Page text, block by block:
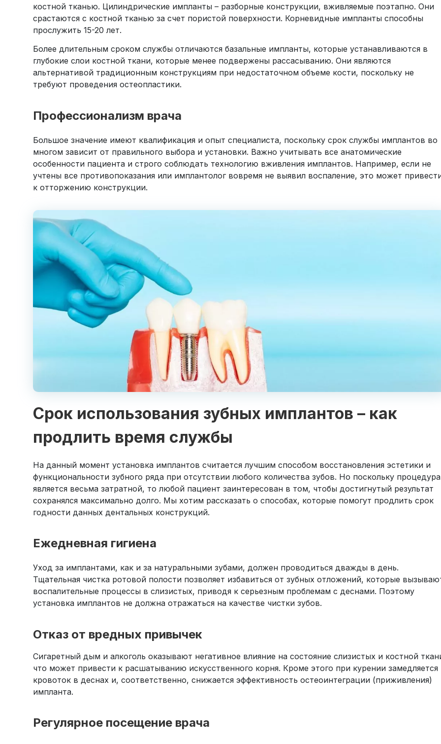
костной тканью. Цилиндрические импланты – разборные конструкции, вживляемые поэтапно. Они
срастаются с костной тканью за счет пористой поверхности. Корневидные импланты способны
прослужить 15-20 лет.
Более длительным сроком службы отличаются базальные импланты, которые устанавливаются в
глубокие слои костной ткани, которые менее подвержены рассасыванию. Они являются
альтернативой традиционным конструкциям при недостаточном объеме кости, поскольку не
требуют проведения остеопластики.
Профессионализм врача
Большое значение имеют квалификация и опыт специалиста, поскольку срок службы имплантов во
многом зависит от правильного выбора и установки. Важно учитывать все анатомические
особенности пациента и строго соблюдать технологию вживления имплантов. Например, если не
учтены все противопоказания или имплантолог вовремя не выявил воспаление, это может
к отторжению конструкции.
Срок использования зубных имплантов – как
продлить время службы
На данный момент установка имплантов считается лучшим способом восстановления эстетики и
функциональности зубного ряда при отсутствии любого количества зубов. Но поскольку процедура
является весьма затратной, то любой пациент заинтересован в том, чтобы достигнутый результат
сохранялся максимально долго. Мы хотим рассказать о способах, которые помогут продлить срок
годности данных дентальных конструкций.
Ежедневная гигиена
Уход за имплантами, как и за натуральными зубами, должен проводиться дважды в день.
Тщательная чистка ротовой полости позволяет избавиться от зубных отложений, которые
воспалительные процессы в слизистых, приводя к серьезным проблемам с деснами. Поэтому
установка имплантов не должна отражаться на качестве чистки зубов.
Отказ от вредных привычек
Сигаретный дым и алкоголь оказывают негативное влияние на состояние слизистых и костной
что может привести к расшатыванию искусственного корня. Кроме этого при курении замедляется
кровоток в деснах и, соответственно, снижается эффективность остеоинтеграции (приживления)
импланта.
Регулярное посещение врача